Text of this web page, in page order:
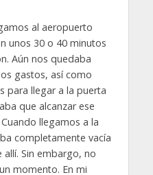
al aeropuerto
unos 30 o 40 minutos
Aún nos quedaba
gastos, así como
para llegar a la puerta
que alcanzar ese
llegamos a la
completamente vacía
Sin embargo, no
momento. En mi